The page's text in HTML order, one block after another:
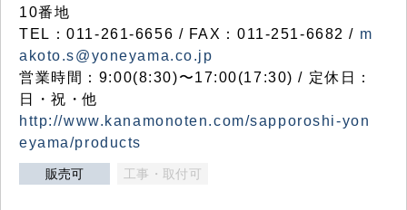
10番地
TEL：011-261-6656 / FAX：011-251-6682 / m
akoto.s@yoneyama.co.jp
営業時間：9:00(8:30)〜17:00(17:30) / 定休日：
日・祝・他
http://www.kanamonoten.com/sapporoshi-yon
eyama/products
販売可 工事・取付可